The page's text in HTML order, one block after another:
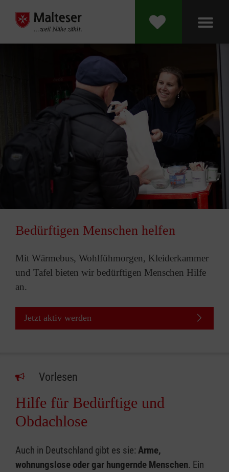
Bedürftigen Menschen helfen
Mit Wärmebus, Wohlfühmorgen, Kleiderkammer
und Tafel bieten wir bedürftigen Menschen Hilfe
an.
Jetzt aktiv werden
Vorlesen
Hilfe für Bedürftige und
Obdachlose
Auch in Deutschland gibt es sie: Arme,
wohnungslose oder gar hungernde Menschen. Ein